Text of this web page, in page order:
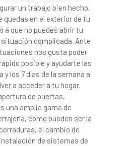
un trabajo bien hecho.
quedas en el exterior de tu
a que no puedes abrir tu
complicada. Ante
nos gusta poder
posible y ayudarte las
y los 7 días de la semana a
a acceder a tu hogar.
de puertas,
una amplia gama de
como pueden ser la
el cambio de
de sistemas de